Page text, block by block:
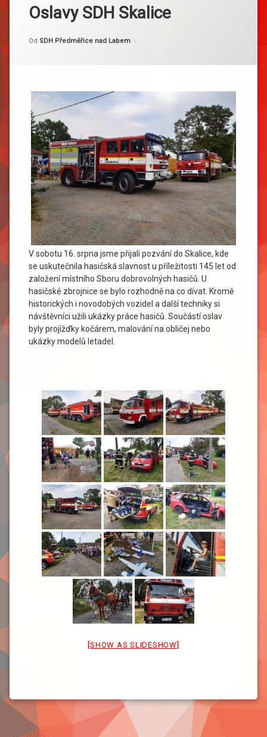
Oslavy SDH Skalice
Publikováno16. 8. 2025
Aktualizováno 20. 8. 2025
Od SDH Předměřice nad Labem
V sobotu 16. srpna jsme přijali pozvání do Skalice, kde
se uskutečnila hasičská slavnost u příležitosti 145 let od
založení místního Sboru dobrovolných hasičů. U
hasičské zbrojnice se bylo rozhodně na co dívat. Kromě
historických i novodobých vozidel a další techniky si
návštěvníci užili ukázky práce hasičů. Součástí oslav
byly projížďky kočárem, malování na obličej nebo
ukázky modelů letadel.
[SHOW AS SLIDESHOW]